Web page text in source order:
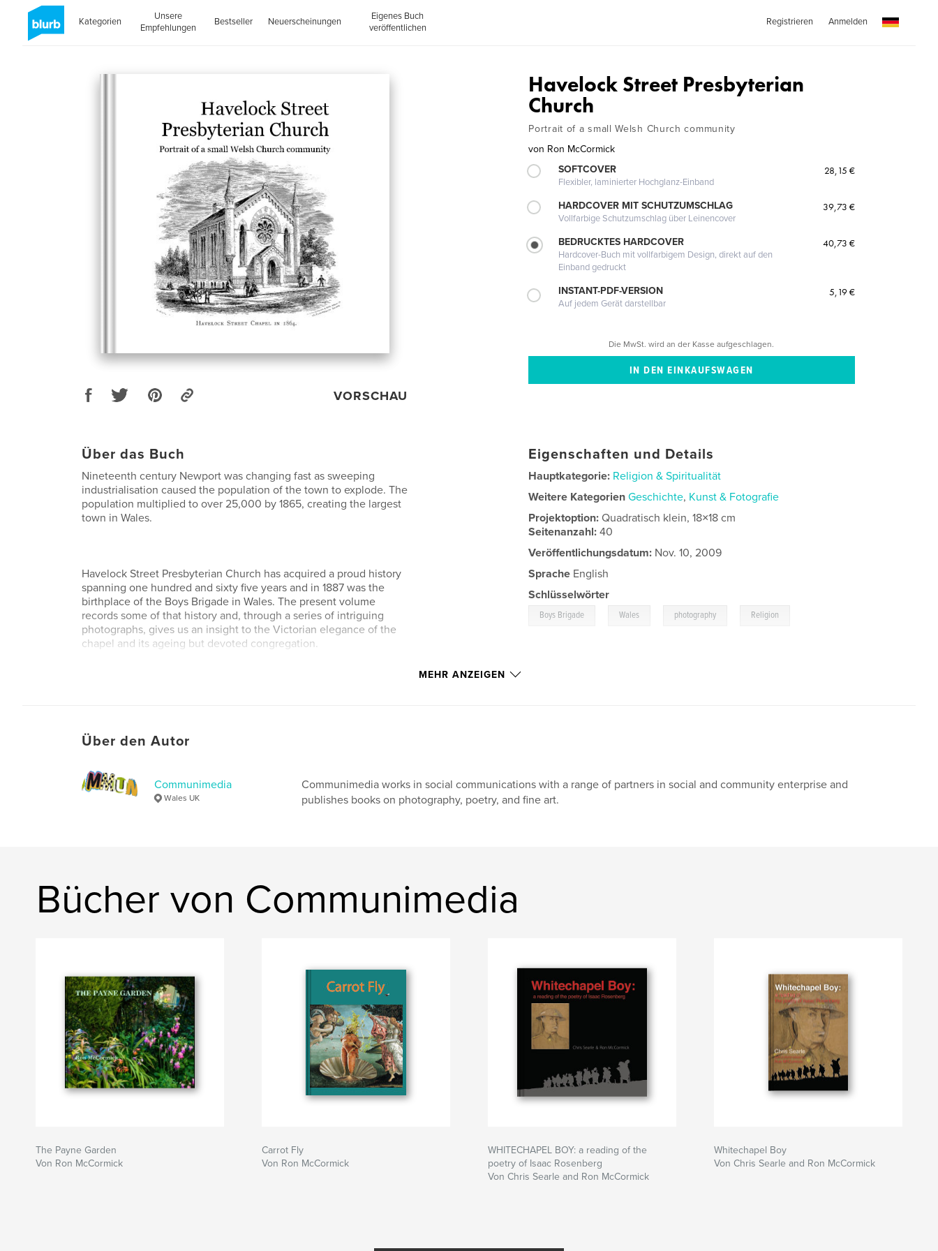
Kategorien
Unsere
Empfehlungen
Bestseller Neuerscheinungen
Eigenes Buch
veröffentlichen
Registrieren Anmelden
VORSCHAU
Havelock Street Presbyterian
Church
Portrait of a small Welsh Church community
von Ron McCormick
SOFTCOVER
Flexibler, laminierter Hochglanz-Einband
28,15 €
HARDCOVER MIT SCHUTZUMSCHLAG
Vollfarbige Schutzumschlag über Leinencover
39,73 €
BEDRUCKTES HARDCOVER
Hardcover-Buch mit vollfarbigem Design, direkt auf den
Einband gedruckt
40,73 €
INSTANT-PDF-VERSION
Auf jedem Gerät darstellbar
5,19 €
Die MwSt. wird an der Kasse aufgeschlagen.
Über das Buch
Nineteenth century Newport was changing fast as sweeping
industrialisation caused the population of the town to explode. The
population multiplied to over 25,000 by 1865, creating the largest
town in Wales.
Havelock Street Presbyterian Church has acquired a proud history
spanning one hundred and sixty five years and in 1887 was the
birthplace of the Boys Brigade in Wales. The present volume
records some of that history and, through a series of intriguing
photographs, gives us an insight to the Victorian elegance of the
chapel and its ageing but devoted congregation.
Eigenschaften und Details
Hauptkategorie: Religion & Spiritualität
Weitere Kategorien Geschichte, Kunst & Fotografie
Projektoption:Quadratisch klein, 18×18 cm
Seitenanzahl:40
Veröffentlichungsdatum: Nov. 10, 2009
Sprache English
Schlüsselwörter
Boys Brigade Wales photography Religion
MEHR ANZEIGEN
Über den Autor
Communimedia
Wales UK
Communimedia works in social communications with a range of partners in social and community enterprise and
publishes books on photography, poetry, and fine art.
Bücher von Communimedia
The Payne Garden
Von Ron McCormick
Carrot Fly
Von Ron McCormick
WHITECHAPEL BOY: a reading of the
poetry of Isaac Rosenberg
Von Chris Searle and Ron McCormick
Whitechapel Boy
Von Chris Searle and Ron McCormick